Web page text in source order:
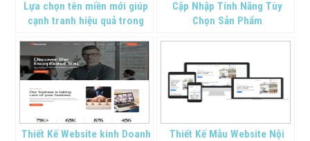
Lựa chọn tên miền mới giúp
cạnh tranh hiệu quả trong
Cập Nhập Tính Năng Tùy
Chọn Sản Phẩm
Thiết Kế Website kinh Doanh
Thiết Kế Mẫu Website Nội